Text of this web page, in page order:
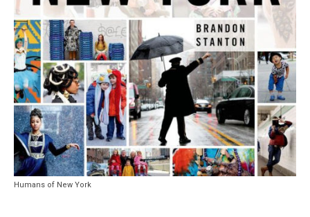
Humans of New York